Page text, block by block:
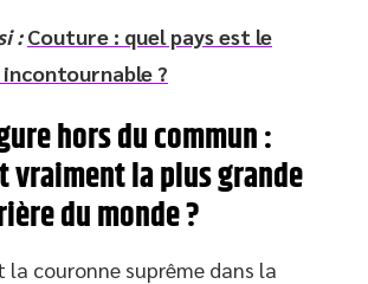
: Couture : quel pays est le
?
hors du commun :
vraiment la plus grande
du monde ?
la couronne suprême dans la